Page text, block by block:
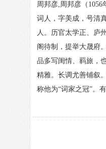
周邦彦,周邦彦（1056
词人，字美成，号清
人。历官太学正、庐
阁待制，提举大晟府
品多写闺情、羁旅，
精雅。长调尤善铺叙
称他为“词家之冠”。